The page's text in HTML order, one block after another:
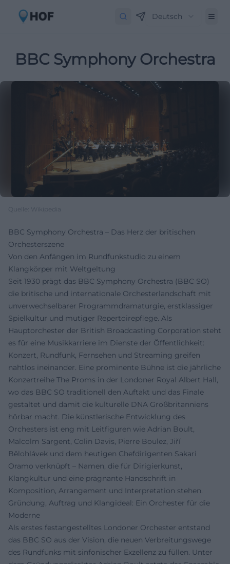
Deutsch
BBC Symphony Orchestra
Quelle: Wikipedia
BBC Symphony Orchestra – Das Herz der britischen
Orchesterszene
Von den Anfängen im Rundfunkstudio zu einem
Klangkörper mit Weltgeltung
Seit 1930 prägt das BBC Symphony Orchestra (BBC SO)
die britische und internationale Orchesterlandschaft mit
unverwechselbarer Programmdramaturgie, erstklassiger
Spielkultur und mutiger Repertoirepflege. Als
Hauptorchester der British Broadcasting Corporation steht
es für eine Musikkarriere im Dienste der Öffentlichkeit:
Konzert, Rundfunk, Fernsehen und Streaming greifen
nahtlos ineinander. Eine prominente Bühne ist die jährliche
Konzertreihe The Proms in der Londoner Royal Albert Hall,
wo das BBC SO traditionell den Auftakt und das Finale
gestaltet und damit die kulturelle DNA Großbritanniens
hörbar macht. Die künstlerische Entwicklung des
Orchesters ist eng mit Leitfiguren wie Adrian Boult,
Malcolm Sargent, Colin Davis, Pierre Boulez, Jiří
Bělohlávek und dem heutigen Chefdirigenten Sakari
Oramo verknüpft – Namen, die für Dirigierkunst,
Klangkultur und eine prägnante Handschrift in
Komposition, Arrangement und Interpretation stehen.
Gründung, Auftrag und Klangideal: Ein Orchester für die
Moderne
Als erstes festangestelltes Londoner Orchester entstand
das BBC SO aus der Vision, die neuen Verbreitungswege
des Rundfunks mit sinfonischer Exzellenz zu füllen. Unter